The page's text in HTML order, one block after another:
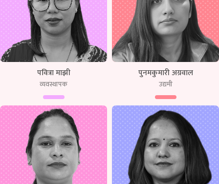
पवित्रा माझी
व्यवस्थापक
पुनमकुमारी अग्रवाल
उद्यमी